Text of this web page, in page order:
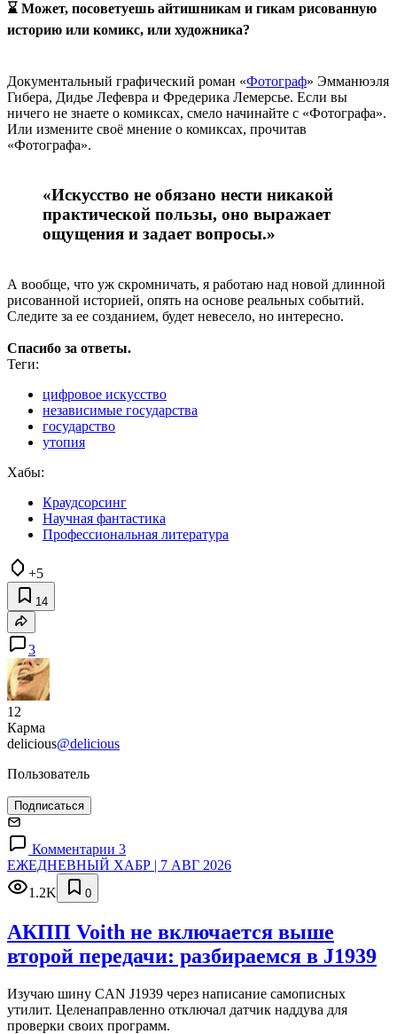
⌛ Может, посоветуешь айтишникам и гикам рисованную
историю или комикс, или художника?
Документальный графический роман «Фотограф» Эмманюэля
Гибера, Дидье Лефевра и Фредерика Лемерсье. Если вы
ничего не знаете о комиксах, смело начинайте с «Фотографа».
Или измените своё мнение о комиксах, прочитав
«Фотографа».
«Искусство не обязано нести никакой
практической пользы, оно выражает
ощущения и задает вопросы.»
А вообще, что уж скромничать, я работаю над новой длинной
рисованной историей, опять на основе реальных событий.
Следите за ее созданием, будет невесело, но интересно.
Спасибо за ответы.
Теги:
цифровое искусство
независимые государства
государство
утопия
Хабы:
Краудсорсинг
Научная фантастика
Профессиональная литература
+5
14
3
12
Карма
delicious@delicious
Пользователь
Подписаться
Комментарии 3
ЕЖЕДНЕВНЫЙ ХАБР | 7 АВГ 2026
1.2K
0
АКПП Voith не включается выше
второй передачи: разбираемся в J1939
Изучаю шину CAN J1939 через написание самописных
утилит. Целенаправленно отключал датчик наддува для
проверки своих программ.